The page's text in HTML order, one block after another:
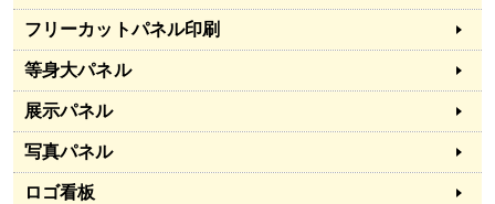
フリーカットパネル印刷
等身大パネル
展示パネル
写真パネル
ロゴ看板